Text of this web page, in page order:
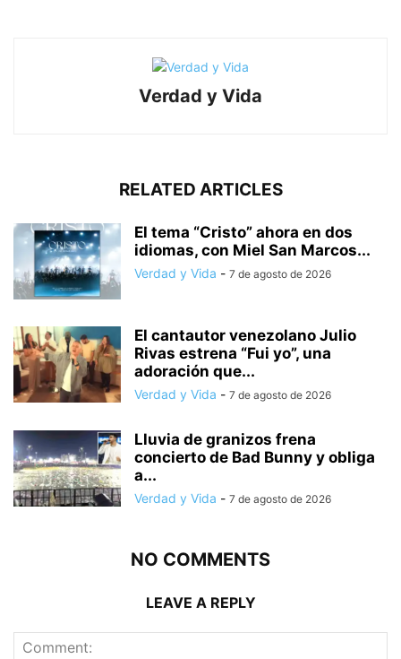
Verdad y Vida
RELATED ARTICLES
El tema “Cristo” ahora en dos
idiomas, con Miel San Marcos...
Verdad y Vida - 7 de agosto de 2026
El cantautor venezolano Julio
Rivas estrena “Fui yo”, una
adoración que...
Verdad y Vida - 7 de agosto de 2026
Lluvia de granizos frena
concierto de Bad Bunny y obliga
a...
Verdad y Vida - 7 de agosto de 2026
NO COMMENTS
LEAVE A REPLY